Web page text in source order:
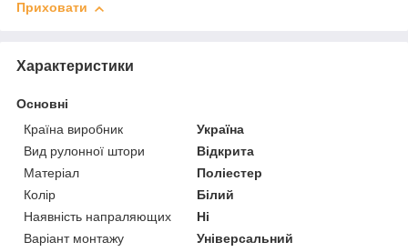
Приховати
Характеристики
Основні
Країна виробник
Україна
Вид рулонної штори
Відкрита
Матеріал
Поліестер
Колір
Білий
Наявність напраляющих
Ні
Варіант монтажу
Універсальний